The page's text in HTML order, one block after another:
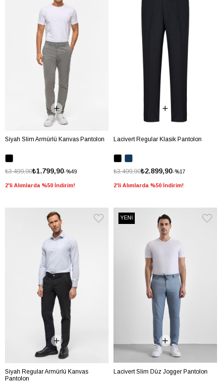
Siyah Slim Armürlü Kanvas Pantolon
%49
₺1.799,90
₺3.499,90
2'li Alımlarda %50 İndirim!
Lacivert Regular Klasik Pantolon
%17
₺2.899,90
₺3.499,90
2'li Alımlarda %50 İndirim!
Siyah Regular Armürlü Kanvas
Pantolon
Lacivert Slim Düz Jogger Pantolon
YENİ